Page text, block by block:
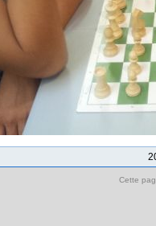
Cette